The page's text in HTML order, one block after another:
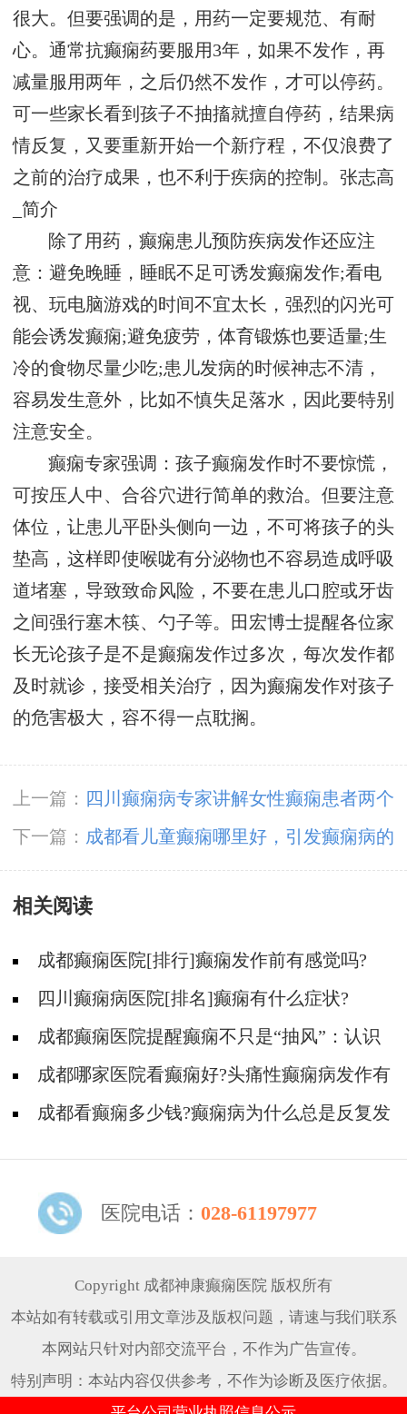
很大。但要强调的是，用药一定要规范、有耐
心。通常抗癫痫药要服用3年，如果不发作，再
减量服用两年，之后仍然不发作，才可以停药。
可一些家长看到孩子不抽搐就擅自停药，结果病
情反复，又要重新开始一个新疗程，不仅浪费了
之前的治疗成果，也不利于疾病的控制。 张志高
_简介
除了用药，癫痫患儿预防疾病发作还应注
意：避免晚睡，睡眠不足可诱发癫痫发作;看电
视、玩电脑游戏的时间不宜太长，强烈的闪光可
能会诱发癫痫;避免疲劳，体育锻炼也要适量;生
冷的食物尽量少吃;患儿发病的时候神志不清，
容易发生意外，比如不慎失足落水，因此要特别
注意安全。
癫痫专家强调：孩子癫痫发作时不要惊慌，
可按压人中、合谷穴进行简单的救治。但要注意
体位，让患儿平卧头侧向一边，不可将孩子的头
垫高，这样即使喉咙有分泌物也不容易造成呼吸
道堵塞，导致致命风险，不要在患儿口腔或牙齿
之间强行塞木筷、勺子等。田宏博士提醒各位家
长无论孩子是不是癫痫发作过多次，每次发作都
及时就诊，接受相关治疗，因为癫痫发作对孩子
的危害极大，容不得一点耽搁。
上一篇：
四川癫痫病专家讲解女性癫痫患者两个
特点
下一篇： ​成都看儿童癫痫哪里好，引发癫痫病的
条件有什么?
相关阅读
成都癫痫医院[排行]癫痫发作前有感觉吗?
四川癫痫病医院[排名]癫痫有什么症状?
成都癫痫医院提醒癫痫不只是“抽风”：认识
癫痫多样的症状！
成都哪家医院看癫痫好?头痛性癫痫病发作有
什么症状?
成都看癫痫多少钱?癫痫病为什么总是反复发
医院电话： 028-61197977
Copyright 成都神康癫痫医院 版权所有
本站如有转载或引用文章涉及版权问题，请速与我们联系
本网站只针对内部交流平台，不作为广告宣传。
特别声明：本站内容仅供参考，不作为诊断及医疗依据。